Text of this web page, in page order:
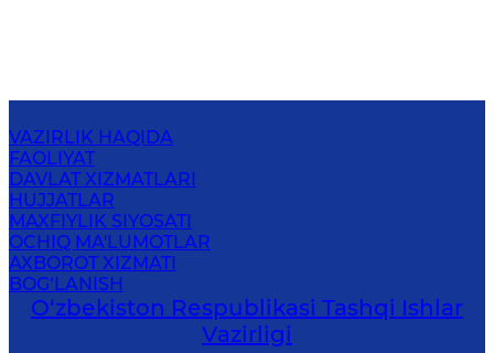
VAZIRLIK HAQIDA
FAOLIYAT
DAVLAT XIZMATLARI
HUJJATLAR
MAXFIYLIK SIYOSATI
OCHIQ MA'LUMOTLAR
AXBOROT XIZMATI
BOG‘LANISH
O‘zbеkistоn Rеspublikаsi Tashqi Ishlаr
Vаzirligi